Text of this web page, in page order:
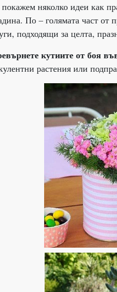
няколко идеи как
По – голямата част от
подходящи за целта,
кутиите от боя
растения или